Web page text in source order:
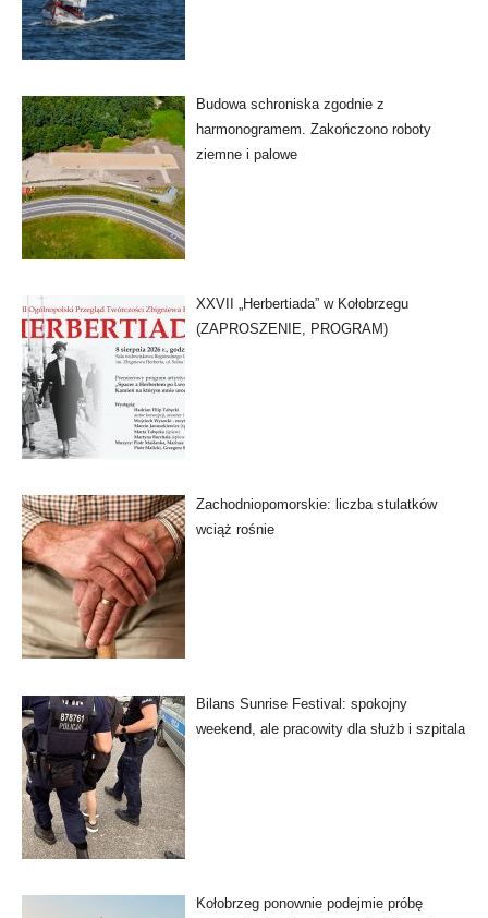
Budowa schroniska zgodnie z
harmonogramem. Zakończono roboty
ziemne i palowe
XXVII „Herbertiada” w Kołobrzegu
(ZAPROSZENIE, PROGRAM)
Zachodniopomorskie: liczba stulatków
wciąż rośnie
Bilans Sunrise Festival: spokojny
weekend, ale pracowity dla służb i szpitala
Kołobrzeg ponownie podejmie próbę